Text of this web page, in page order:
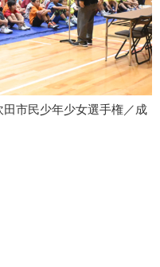
田市民少年少女選手権／成